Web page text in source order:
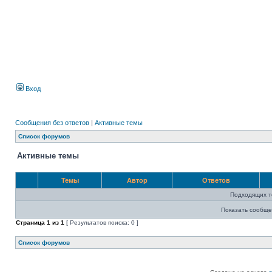
Вход
Сообщения без ответов | Активные темы
Список форумов
Активные темы
Темы Автор Ответов
Подходящих
Показать
Страница 1 из 1 [ Результатов поиска: 0 ]
Список форумов